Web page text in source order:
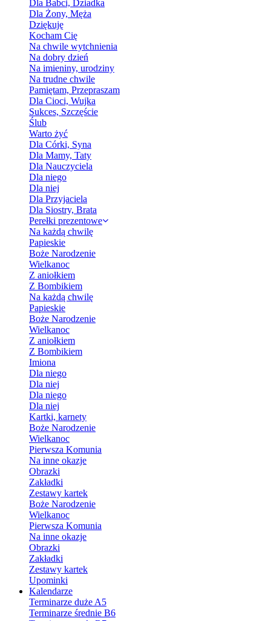
Dla Babci, Dziadka
Dla Żony, Męża
Dziękuję
Kocham Cię
Na chwile wytchnienia
Na dobry dzień
Na imieniny, urodziny
Na trudne chwile
Pamiętam, Przepraszam
Dla Cioci, Wujka
Sukces, Szczęście
Ślub
Warto żyć
Dla Córki, Syna
Dla Mamy, Taty
Dla Nauczyciela
Dla niego
Dla niej
Dla Przyjaciela
Dla Siostry, Brata
Perełki prezentowe
Na każdą chwilę
Papieskie
Boże Narodzenie
Wielkanoc
Z aniołkiem
Z Bombikiem
Na każdą chwilę
Papieskie
Boże Narodzenie
Wielkanoc
Z aniołkiem
Z Bombikiem
Imiona
Dla niego
Dla niej
Dla niego
Dla niej
Kartki, karnety
Boże Narodzenie
Wielkanoc
Pierwsza Komunia
Na inne okazje
Obrazki
Zakładki
Zestawy kartek
Boże Narodzenie
Wielkanoc
Pierwsza Komunia
Na inne okazje
Obrazki
Zakładki
Zestawy kartek
Upominki
Kalendarze
Terminarze duże A5
Terminarze średnie B6